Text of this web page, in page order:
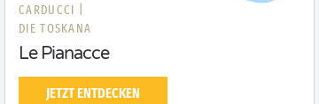
CARDUCCI |
DIE TOSKANA
Le Pianacce
JETZT ENTDECKEN